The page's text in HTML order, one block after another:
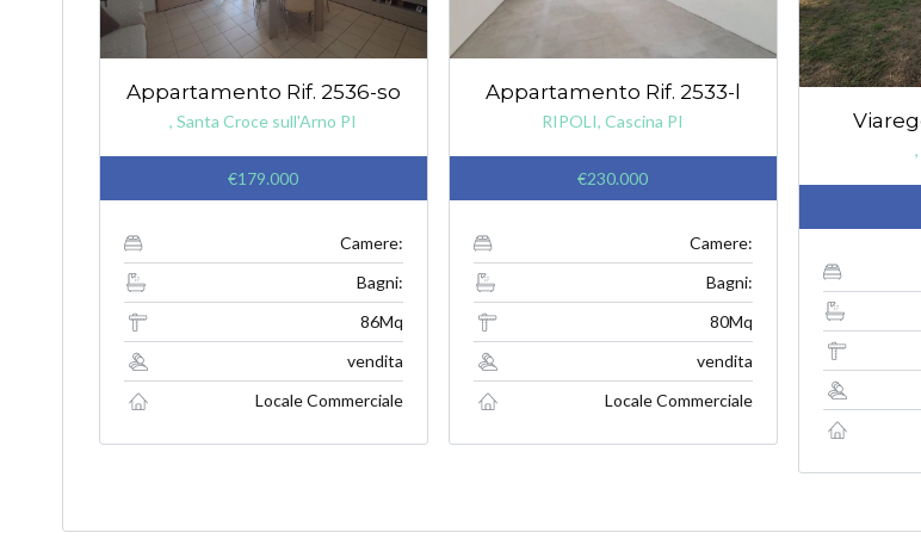
Appartamento Rif. 2536-so
, Santa Croce sull'Arno PI
€179.000
Camere:
Bagni:
86Mq
vendita
Locale Commerciale
Appartamento Rif. 2533-l
RIPOLI, Cascina PI
€230.000
Camere:
Bagni:
80Mq
vendita
Locale Commerciale